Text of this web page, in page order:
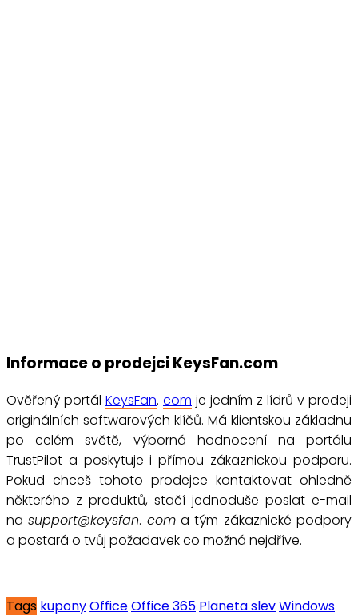
Informace o prodejci KeysFan.com
Ověřený portál KeysFan. com je jedním z lídrů v prodeji
originálních softwarových klíčů. Má klientskou základnu
po celém světě, výborná hodnocení na portálu
TrustPilot a poskytuje i přímou zákaznickou podporu.
Pokud chceš tohoto prodejce kontaktovat ohledně
některého z produktů, stačí jednoduše poslat e-mail
nasupport@keysfan. coma tým zákaznické podpory
a postará o tvůj požadavek co možná nejdříve.
Tags kuponyOfficeOffice 365 Planeta slevWindows